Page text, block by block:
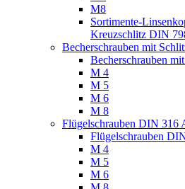
M8
Sortimente-
Kreuzschlitz DIN
Becherschrauben mit
Becherschrauben
M 4
M 5
M 6
M 8
Flügelschrauben DIN 316
Flügelschrauben
M 4
M 5
M 6